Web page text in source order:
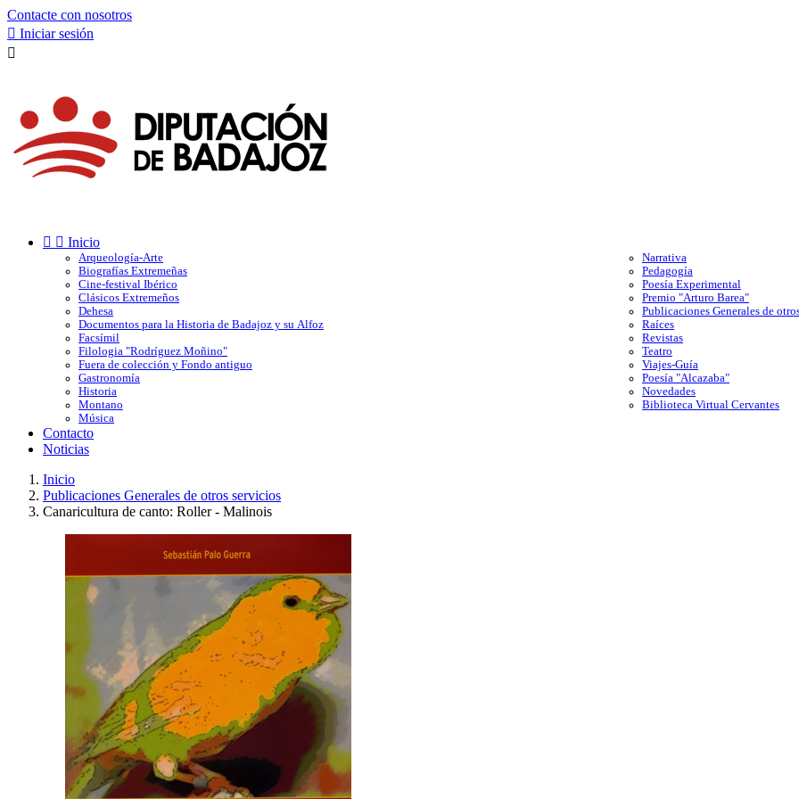
Contacte con nosotros
 Iniciar sesión

  Inicio
Arqueología-Arte
Biografías Extremeñas
Cine-festival Ibérico
Clásicos Extremeños
Dehesa
Documentos para la Historia de Badajoz y su Alfoz
Facsímil
Filologia "Rodríguez Moñino"
Fuera de colección y Fondo antiguo
Gastronomía
Historia
Montano
Música
Narrativa
Pedagogía
Poesía Experimental
Premio "Arturo Barea"
Publicaciones Generales de
Raíces
Revistas
Teatro
Viajes-Guía
Poesía "Alcazaba"
Novedades
Biblioteca Virtual Cervantes
Contacto
Noticias
Inicio
Publicaciones Generales de otros servicios
Canaricultura de canto: Roller - Malinois